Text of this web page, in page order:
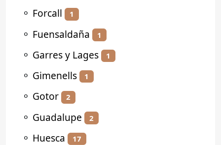
⚬ Forcall 1
⚬ Fuensaldaña 1
⚬ Garres y Lages 1
⚬ Gimenells 1
⚬ Gotor 2
⚬ Guadalupe 2
⚬ Huesca 17